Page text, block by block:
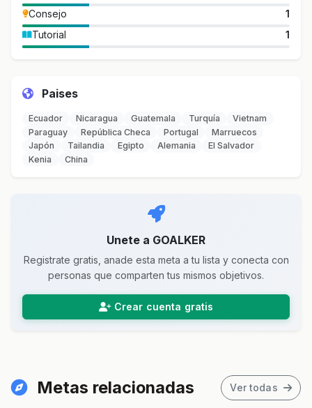
Consejo
1
Tutorial
1
Paises
Ecuador Nicaragua Guatemala Turquía
Vietnam
Paraguay
República Checa Portugal
Marruecos
Japón
Tailandia Egipto Alemania
El Salvador
Kenia
China
Unete a GOALKER
Registrate gratis, anade esta meta a tu lista y conecta con
personas que comparten tus mismos objetivos.
Crear cuenta gratis
Metas relacionadas Ver todas